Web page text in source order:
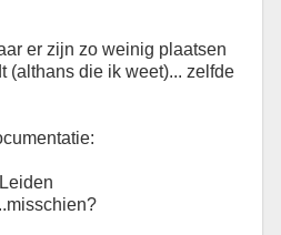
er zijn zo weinig plaatsen
(althans die ik weet)... zelfde